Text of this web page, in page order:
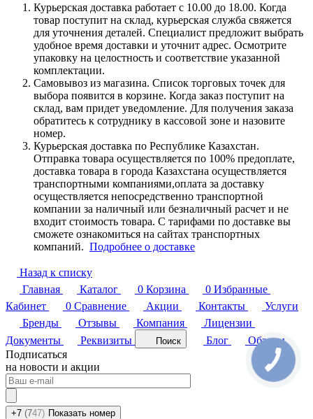
Курьерская доставка работает с 10.00 до 18.00. Когда
товар поступит на склад, курьерская служба свяжется
для уточнения деталей. Специалист предложит выбрать
удобное время доставки и уточнит адрес. Осмотрите
упаковку на целостность и соответствие указанной
комплектации.
Самовывоз из магазина. Список торговых точек для
выбора появится в корзине. Когда заказ поступит на
склад, вам придет уведомление. Для получения заказа
обратитесь к сотруднику в кассовой зоне и назовите
номер.
Курьерская доставка по Республике Казахстан.
Отправка товара осуществляется по 100% предоплате,
доставка товара в города Казахстана осуществляется
транспортными компаниями,оплата за доставку
осуществляется непосредственно транспортной
компании за наличный или безналичный расчет и не
входит стоимость товара. С тарифами по доставке вы
сможете ознакомиться на сайтах транспортных
компаний. Подробнее о доставке
Назад к списку
Главная
Каталог 0 Корзина 0 Избранные
Кабинет
0 Сравнение Акции Контакты
Услуги
Бренды
Отзывы Компания
Лицензии
Документы
Реквизиты Поиск Блог
Обзоры
Подписаться
на новости и акции
+7 (747) Показать номер